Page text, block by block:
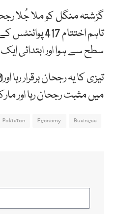
سطح سے ہوا اور ابتدائی ایک گھنٹے کے دوران 100 انڈیکس
میں مثبت رجحان رہا اور مارکیٹ 417 پوائنٹس اضافے پر بند
Business
Economy
Pakistan